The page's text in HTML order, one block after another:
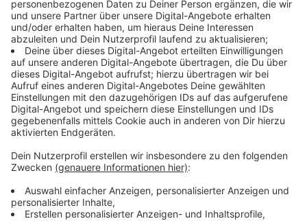
powered byUsercentrics Consent
Management Platform
Anzeige
Röstzwiebeln:
Zwiebeln schälen und halbieren. In feine
Zwiebelstreifen schneiden.
Mit Öl in der Pfanne anbraten und schmoren
lassen. Zwiebel immer wieder schwenken damit,
sie schön karamellisieren.
Käsesauce:
Butter im Topf schmelzen und Mehl dazugeben.